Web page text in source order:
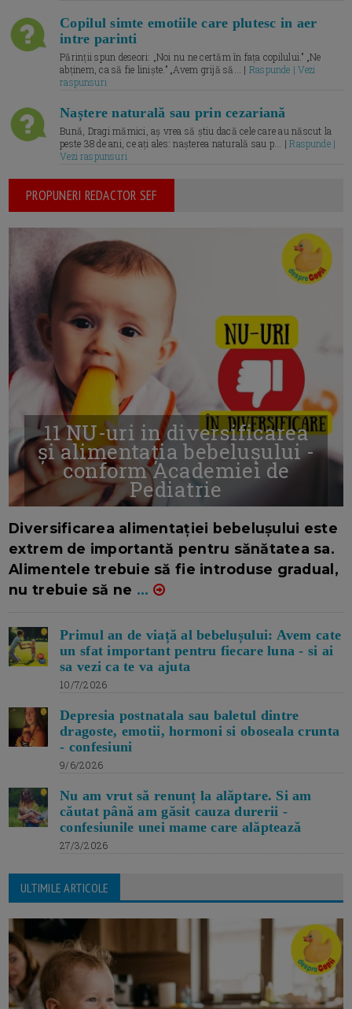
Copilul simte emotiile care plutesc in aer
intre parinti
Părinții spun deseori: „Noi nu ne certăm în fața copilului.” „Ne
abținem, ca să fie liniște.” „Avem grijă să... | Raspunde | Vezi
raspunsuri
Naștere naturală sau prin cezariană
Bună, Dragi mămici, aș vrea să știu dacă cele care au născut la
peste 38 de ani, ce ați ales: nașterea naturală sau p... |Raspunde |
Vezi raspunsuri
PROPUNERI REDACTOR SEF
11 NU-uri in diversificarea
și alimentația bebelușului -
conform Academiei de
Pediatrie
Diversificarea alimentației bebelușului este
extrem de importantă pentru sănătatea sa.
Alimentele trebuie să fie introduse gradual,
nu trebuie să ne ...
Primul an de viață al bebelușului: Avem cate
un sfat important pentru fiecare luna - si ai
sa vezi ca te va ajuta
10/7/2026
Depresia postnatala sau baletul dintre
dragoste, emotii, hormoni si oboseala crunta
- confesiuni
9/6/2026
Nu am vrut să renunț la alăptare. Si am
căutat până am găsit cauza durerii -
confesiunile unei mame care alăptează
27/3/2026
ULTIMILE ARTICOLE